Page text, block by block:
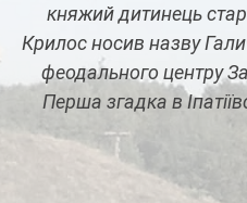
княжий дитинець
Крилос носив назву
феодального центру
Перша згадка в